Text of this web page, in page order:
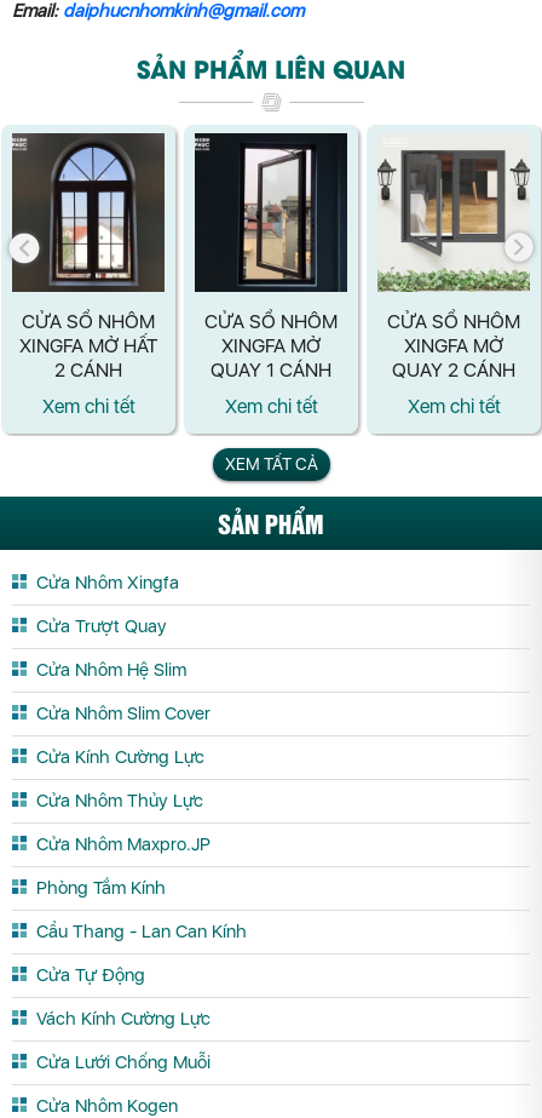
Email: daiphucnhomkinh@gmail.com
SẢN PHẨM LIÊN QUAN
CỬA SỔ NHÔM
XINGFA MỞ HẤT
2 CÁNH
Xem chi tết
CỬA SỔ NHÔM
XINGFA MỞ
QUAY 1 CÁNH
Xem chi tết
CỬA SỔ NHÔM
XINGFA MỞ
QUAY 2 CÁNH
Xem chi tết
XEM TẤT CẢ
SẢN PHẨM
Cửa Nhôm Xingfa
Cửa Trượt Quay
Cửa Nhôm Hệ Slim
Cửa Nhôm Slim Cover
Cửa Kính Cường Lực
Cửa Nhôm Thủy Lực
Cửa Nhôm Maxpro.JP
Phòng Tắm Kính
Cầu Thang - Lan Can Kính
Cửa Tự Động
Vách Kính Cường Lực
Cửa Lưới Chống Muỗi
Cửa Nhôm Kogen